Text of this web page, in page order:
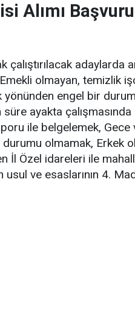
Alımı
çalıştırılacak adaylarda
olmayan, temizlik
yönünden engel bir
ayakta çalışmasında
ile belgelemek,
durumu olmamak, Erkek
İl Özel idareleri ile
usul ve esaslarının 4.